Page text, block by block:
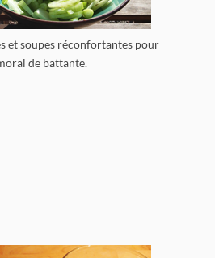
et soupes réconfortantes pour
de battante.